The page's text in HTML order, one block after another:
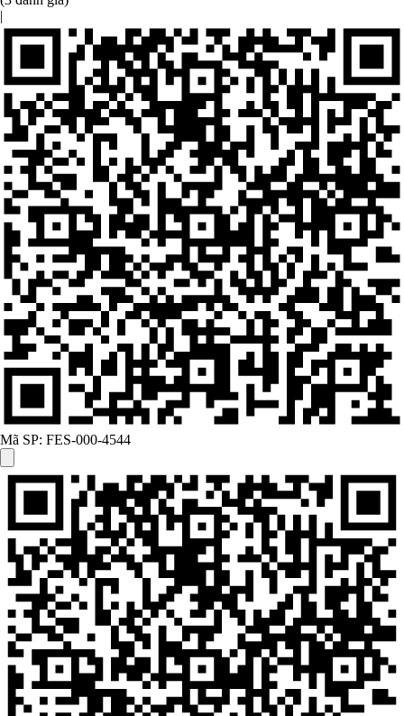
|
Mã SP: FES-000-4544